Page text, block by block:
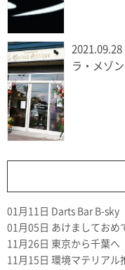
2021.09.28
ラ・メゾ
01月11日 Darts Bar B-sky
01月05日 あけましておめ
11月26日 東京から千葉へ
11月15日 環境マテリアル